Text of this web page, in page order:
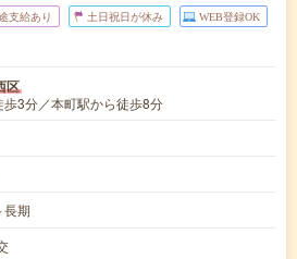
支給あり 土日祝日が休み WEB登録OK
区
3分／本町駅から徒歩8分
長期